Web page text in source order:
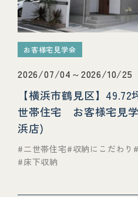
お客様宅見学会
2026/07/04～2026/10/25
【横浜市鶴見区】
世帯住宅 お客様宅見
浜店)
二世帯住宅 収納にこだわり
床下収納